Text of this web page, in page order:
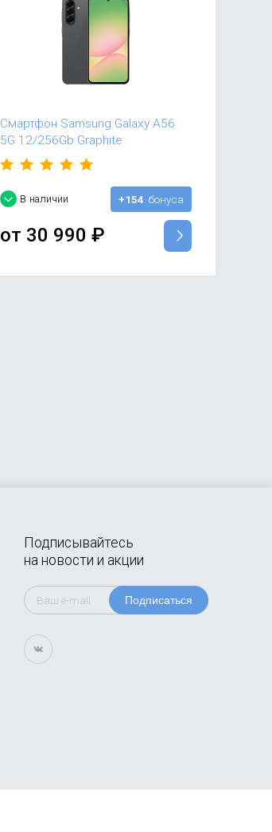
Смартфон Samsung Galaxy A56
5G 12/256Gb Graphite
В наличии +154 бонуса
от 30 990₽
Подписывайтесь
на новости и акции
Подписаться